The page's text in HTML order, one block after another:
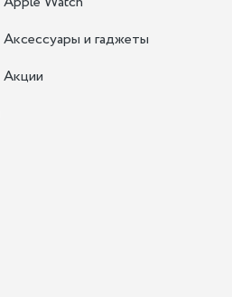
Аксессуары и гаджеты
Акции